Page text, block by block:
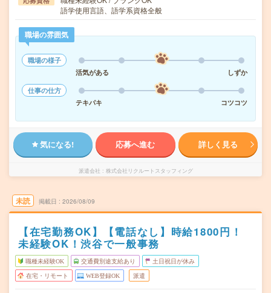
語学使用言語、語学系資格全般
職場の雰囲気
職場の様子
活気がある
しずか
仕事の仕方
テキパキ
コツコツ
気になる! 応募へ進む 詳しく見る
派遣会社 株式会社リクルートスタッフィング
未読 掲載日 2026/08/09
【在宅勤務OK】【電話なし】時給1800円！
未経験OK！渋谷で一般事務
職種未経験OK 交通費別途支給あり 土日祝日が休み
在宅・リモート WEB登録OK 派遣